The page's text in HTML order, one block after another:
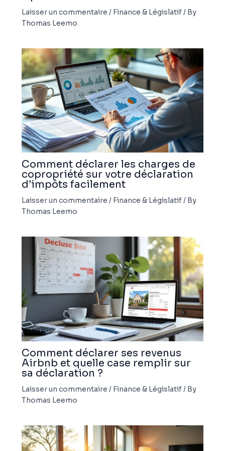
Laisser un commentaire / Finance & Législatif/ By
Thomas Leemo
Comment déclarer les charges de
copropriété sur votre déclaration
d’impôts facilement
Laisser un commentaire / Finance & Législatif/ By
Thomas Leemo
Comment déclarer ses revenus
Airbnb et quelle case remplir sur
sa déclaration ?
Laisser un commentaire / Finance & Législatif/ By
Thomas Leemo